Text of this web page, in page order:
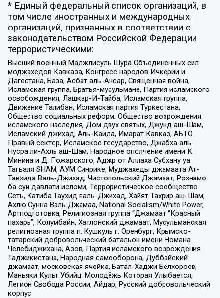
* Единый федеральный список организаций, в
том числе иностранных и международных
организаций, признанных в соответствии с
законодательством Российской Федерации
террористическими:
Высший военный Маджлисуль Шура Объединенных сил
моджахедов Кавказа, Конгресс народов Ичкерии и
Дагестана, База, Асбат аль-Ансар, Священная война,
Исламская группа, Братья-мусульмане, Партия исламского
освобождения, Лашкар-И-Тайба, Исламская группа,
Движение Талибан, Исламская партия Туркестана,
Общество социальных реформ, Общество возрождения
исламского наследия, Дом двух святых, Джунд аш-Шам,
Исламский джихад, Аль-Каида, Имарат Кавказ, АБТО,
Правый сектор, Исламское государство, Джабха аль-
Нусра ли-Ахль аш-Шам, Народное ополчение имени К.
Минина и Д. Пожарского, Аджр от Аллаха Субхану уа
Тагьаля SHAM, АУМ Синрике, Муджахеды джамаата Ат-
Тавхида Валь-Джихад, Чистопольский Джамаат, Рохнамо
ба суи давлати исломи, Террористическое сообщество
Сеть, Катиба Таухид валь-Джихад, Хайят Тахрир аш-Шам,
Ахлю Сунна Валь Джамаа, National Socialism/White Power,
Артподготовка, Религиозная группа “Джамаат “Красный
пахарь”, Колумбайн, Хатлонский джамаат, Мусульманская
религиозная группа п. Кушкуль г. Оренбург, Крымско-
татарский добровольческий батальон имени Номана
Челебиджихана, Азов, Партия исламского возрождения
Таджикистана, Народная самооборона, Дуббайский
джамаат, московская ячейка, Батал-Хаджи Белхороев,
Маньяки Культ Убийц, Молодёжь Которая Улыбается,
Легион Свобода России, Айдар, Русский добровольческий
корпус